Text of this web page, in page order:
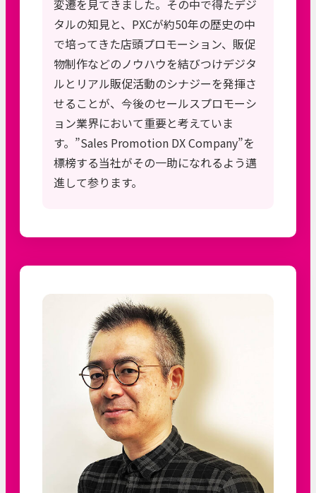
変遷を見てきました。その中で得たデジ
タルの知見と、PXCが約50年の歴史の中
で培ってきた店頭プロモーション、販促
物制作などのノウハウを結びつけデジタ
ルとリアル販促活動のシナジーを発揮さ
せることが、今後のセールスプロモーシ
ョン業界において重要と考えていま
す。”Sales Promotion DX Company”を
標榜する当社がその一助になれるよう邁
進して参ります。